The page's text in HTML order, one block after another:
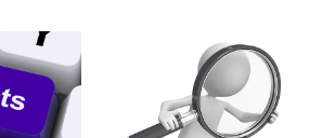
Россия
цепями поставок